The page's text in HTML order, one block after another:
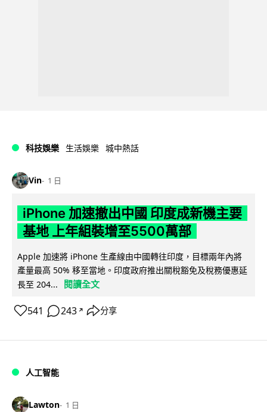
科技娛樂 生活娛樂 城中熱話
Vin 1 日
iPhone 加速撤出中國 印度成新機主要
基地 上年組裝增至5500萬部
Apple 加速將 iPhone 生產線由中國轉往印度，目標兩年內將
產量最高 50% 移至當地。印度政府推出關稅豁免及稅務優惠延
長至 204...
閱讀全文
541 243 ↗ 分享
人工智能
Lawton 1 日